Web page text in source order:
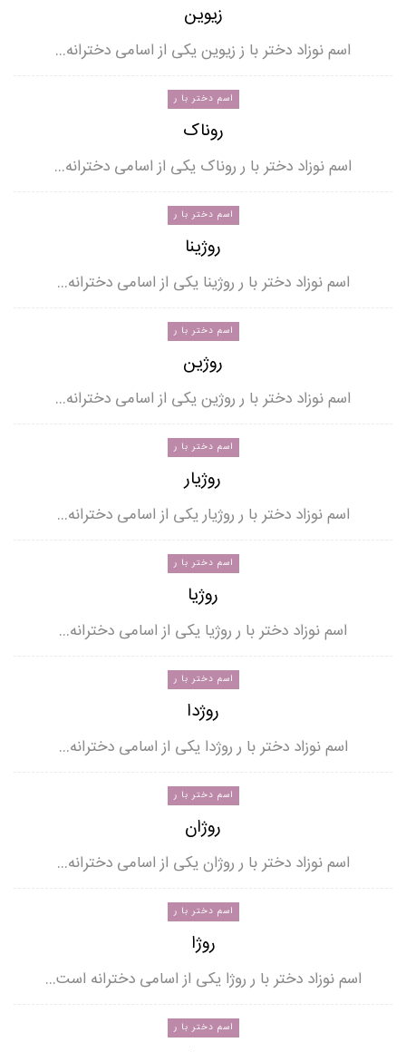
زیوین
اسم نوزاد دختر با ز زیوین یکی از اسامی دخترانه…
اسم دختر با ر
روناک
اسم نوزاد دختر با ر روناک یکی از اسامی دخترانه…
اسم دختر با ر
روژینا
اسم نوزاد دختر با ر روژینا یکی از اسامی دخترانه…
اسم دختر با ر
روژین
اسم نوزاد دختر با ر روژین یکی از اسامی دخترانه…
اسم دختر با ر
روژیار
اسم نوزاد دختر با ر روژیار یکی از اسامی دخترانه…
اسم دختر با ر
روژیا
اسم نوزاد دختر با ر روژیا یکی از اسامی دخترانه…
اسم دختر با ر
روژدا
اسم نوزاد دختر با ر روژدا یکی از اسامی دخترانه…
اسم دختر با ر
روژان
اسم نوزاد دختر با ر روژان یکی از اسامی دخترانه…
اسم دختر با ر
روژا
اسم نوزاد دختر با ر روژا یکی از اسامی دخترانه است…
اسم دختر با ر